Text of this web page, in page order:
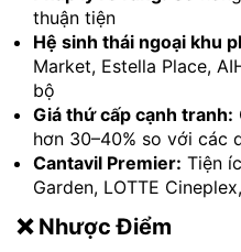
thuận tiện
Hệ sinh thái ngoại khu
Market, Estella Place,
bộ
Giá thứ cấp cạnh tranh:
hơn 30–40% so với các
Cantavil Premier: Tiện
Garden, LOTTE
❌ Nhược Điểm